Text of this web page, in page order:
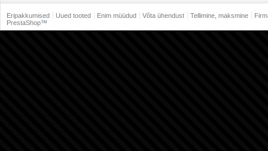
Eripakkumised Uued tooted Enim müüdud Võta ühendust Tellimine, maksmine
PrestaShop™